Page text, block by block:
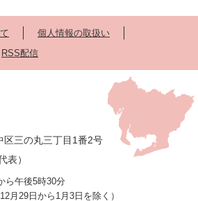
個人情報の取扱い
RSS配信
三の丸三丁目1番2号
表）
ら午後5時30分
月29日から1月3日を除く）